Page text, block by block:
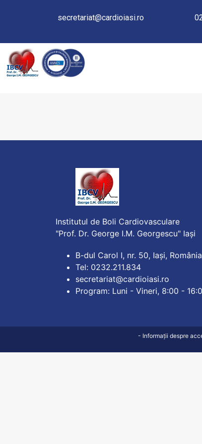
secretariat@cardioiasi.ro
INVATAMANT
Institutul de Boli Cardiovasculare
"Prof. Dr. George I.M. Georgescu" Iași
B-dul Carol I, nr. 50, Iași, România
Tel: 0232.211.834
secretariat@cardioiasi.ro
Program: Luni - Vineri, 8:00 -
- Informații despre